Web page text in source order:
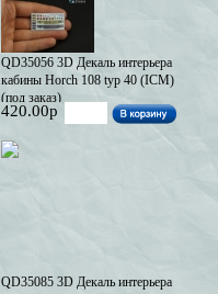
QD35056 3D Декаль интерьера
кабины Horch 108 typ 40 (ICM)
(под заказ)
420.00р
QD35085 3D Декаль интерьера